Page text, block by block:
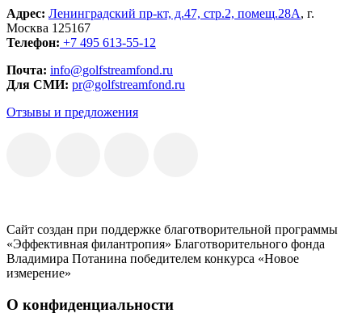
Адрес: Ленинградский пр-кт, д.47, стр.2, помещ.28А, г.
Москва 125167
Телефон: +7 495 613-55-12
Почта: info@golfstreamfond.ru
Для СМИ: pr@golfstreamfond.ru
Отзывы и предложения
Сайт создан при поддержке благотворительной программы
«Эффективная филантропия» Благотворительного фонда
Владимира Потанина победителем конкурса «Новое
измерение»
О конфиденциальности